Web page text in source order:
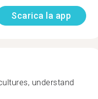
Scarica la app
understand